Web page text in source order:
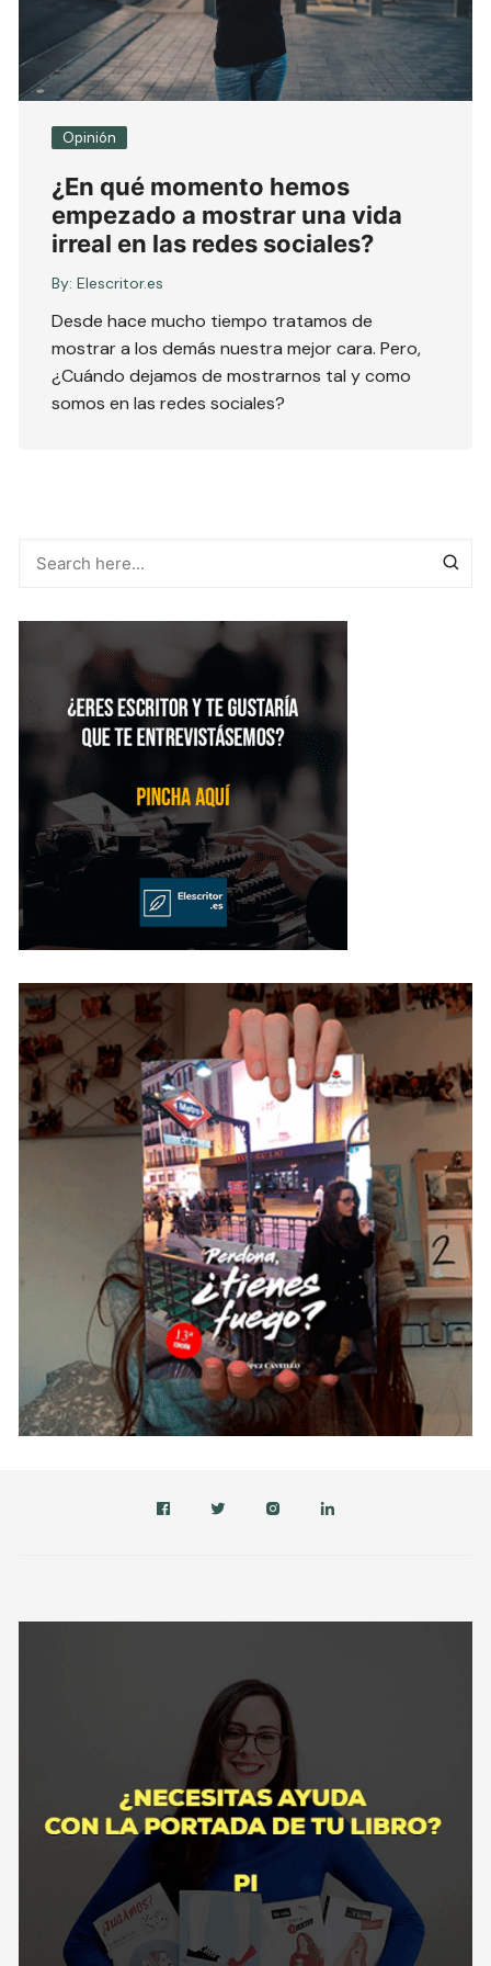
Opinión
¿En qué momento hemos
empezado a mostrar una vida
irreal en las redes sociales?
By: Elescritor.es
Desde hace mucho tiempo tratamos de
mostrar a los demás nuestra mejor cara. Pero,
¿Cuándo dejamos de mostrarnos tal y como
somos en las redes sociales?